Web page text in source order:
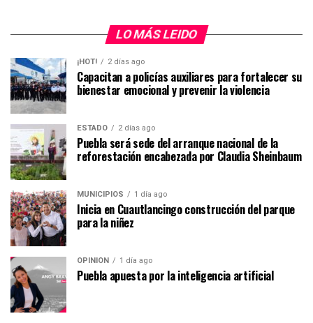
LO MÁS LEIDO
¡HOT! 2 días ago
Capacitan a policías auxiliares para fortalecer su
bienestar emocional y prevenir la violencia
ESTADO 2 días ago
Puebla será sede del arranque nacional de la
reforestación encabezada por Claudia Sheinbaum
MUNICIPIOS 1 día ago
Inicia en Cuautlancingo construcción del parque
para la niñez
OPINIÓN 1 día ago
Puebla apuesta por la inteligencia artificial